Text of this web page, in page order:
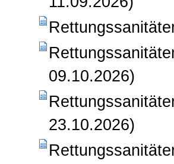
09.10.2026)
23.10.2026)